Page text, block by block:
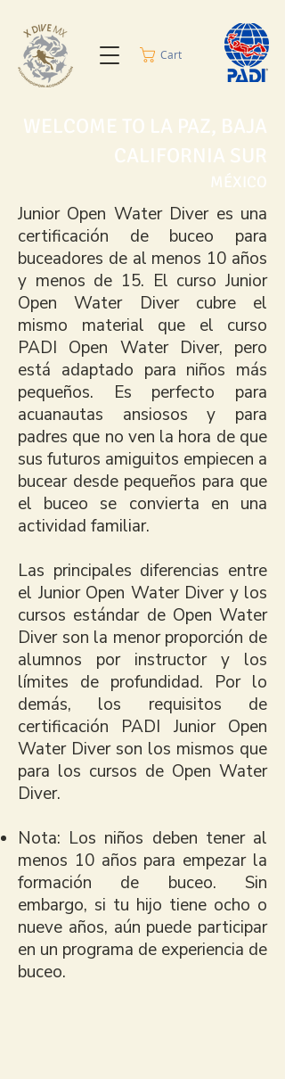
Cart
WELCOME TO LA PAZ, BAJA
CALIFORNIA SUR
MÉXICO
Junior Open Water Diver es una
certificación de buceo para
buceadores de al menos 10 años
y menos de 15. El curso Junior
Open Water Diver cubre el
mismo material que el curso
PADI Open Water Diver, pero
está adaptado para niños más
pequeños. Es perfecto para
acuanautas ansiosos y para
padres que no ven la hora de que
sus futuros amiguitos empiecen a
bucear desde pequeños para que
el buceo se convierta en una
actividad familiar.
Las principales diferencias entre
el Junior Open Water Diver y los
cursos estándar de Open Water
Diver son la menor proporción de
alumnos por instructor y los
límites de profundidad. Por lo
demás, los requisitos de
certificación PADI Junior Open
Water Diver son los mismos que
para los cursos de Open Water
Diver.
Nota: Los niños deben tener al
menos 10 años para empezar la
formación de buceo. Sin
embargo, si tu hijo tiene ocho o
nueve años, aún puede participar
en un programa de experiencia de
buceo.